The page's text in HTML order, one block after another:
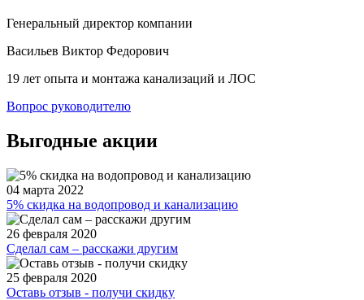
Генеральный директор компании
Васильев Виктор Федорович
19 лет опыта и монтажа канализаций и ЛОС
Вопрос руководителю
Выгодные акции
04 марта 2022
5% скидка на водопровод и канализацию
26 февраля 2020
Сделал сам – расскажи другим
25 февраля 2020
Оставь отзыв - получи скидку